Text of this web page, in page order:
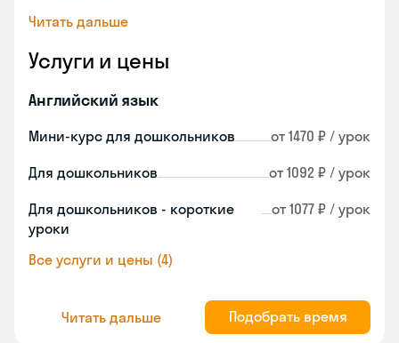
Читать дальше
Услуги и цены
Английский язык
Мини-курс для дошкольников от 1470 ₽ / урок
Для дошкольников от 1092 ₽ / урок
Для дошкольников - короткие
уроки
от 1077 ₽ / урок
Все услуги и цены (4)
Читать дальше Подобрать время